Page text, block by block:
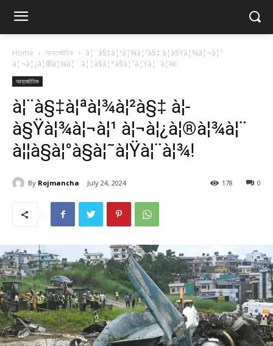
Home আন্তর্জাতিক
à¦¨à§‡à¦ªà¦¾à¦²à§‡ à¦­à§Ÿà¦¾à¦¬à¦¹
à¦¬à¦¿à¦®à¦¾à¦¨ à¦¦à§à¦°à§à¦˜à¦Ÿà¦¨à¦¾!
আন্তর্জাতিক
à¦¨à§‡à¦ªà¦¾à¦²à§‡ à¦­
à§Ÿà¦¾à¦¬à¦¹ à¦¬à¦¿à¦®à¦¾à¦¨
à¦¦à§à¦°à§à¦˜à¦Ÿà¦¨à¦¾!
By Rojmancha July 24, 2024 0
178